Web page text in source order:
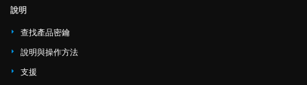
說明
查找產品密鑰
說明與操作方法
支援